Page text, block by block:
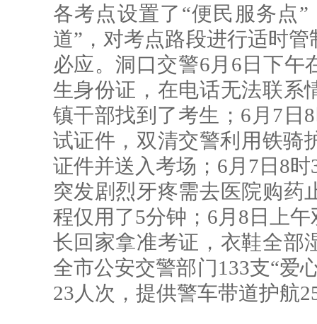
各考点设置了“便民服务点
道”，对考点路段进行适时
必应。洞口交警6月6日下午
生身份证，在电话无法联系
镇干部找到了考生；6月7日
试证件，双清交警利用铁骑
证件并送入考场；6月7日8
突发剧烈牙疼需去医院购药
程仅用了5分钟；6月8日上
长回家拿准考证，衣鞋全部
全市公安交警部门133支“爱
23人次，提供警车带道护航